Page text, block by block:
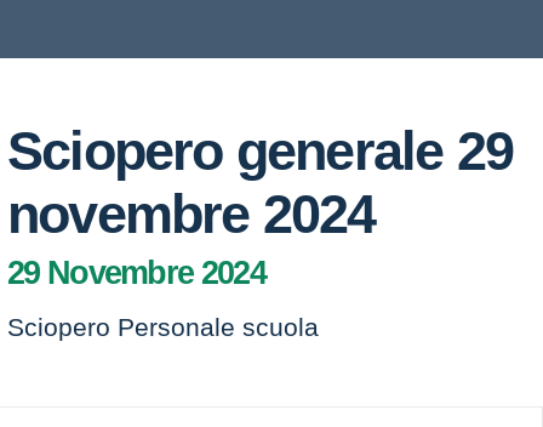
Sciopero generale 29
novembre 2024
29 Novembre 2024
Sciopero Personale scuola